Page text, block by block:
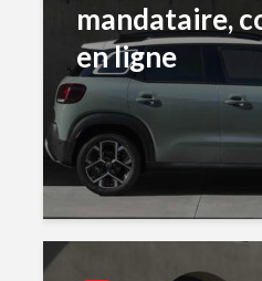
mandataire,
en ligne